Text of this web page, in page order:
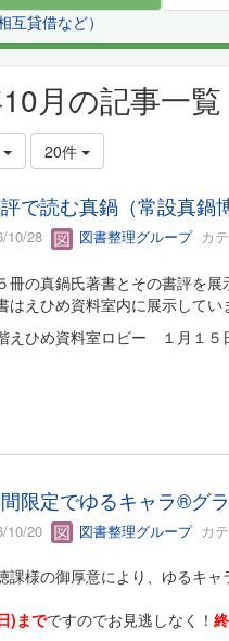
互貸借など）
月の記事一覧
20件
評で読む真鍋（常設真鍋
10/28 図書整理グループカテ
冊の真鍋氏著書とその書評を展
はえひめ資料室内に展示してい
えひめ資料室ロビー １月１５
間限定でゆるキャラ®グ
10/20 図書整理グループカテ
課様の御厚意により、ゆるキ
)までですのでお見逃しなく！